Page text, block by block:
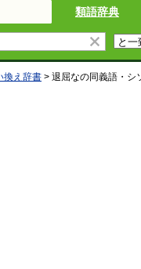
類語辞典
換え辞書 > 退屈なの同義語・シ